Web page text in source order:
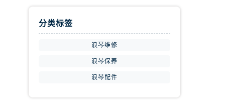
分类标签
浪琴维修
浪琴保养
浪琴配件